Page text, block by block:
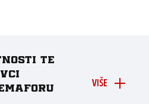
VIŠE
te